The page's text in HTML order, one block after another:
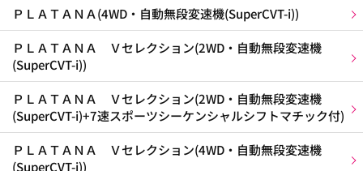
ＰＬＡＴＡＮＡ(4WD・自動無段変速機(SuperCVT-i))
ＰＬＡＴＡＮＡ Ｖセレクション(2WD・自動無段変速機
(SuperCVT-i))
ＰＬＡＴＡＮＡ Ｖセレクション(2WD・自動無段変速機
(SuperCVT-i)+7速スポーツシーケンシャルシフトマチック付)
ＰＬＡＴＡＮＡ Ｖセレクション(4WD・自動無段変速機
(SuperCVT-i))